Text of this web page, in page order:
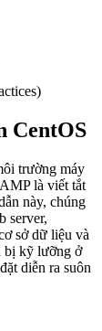
CentOS
trường máy
là viết tắt
này, chúng
server,
sở dữ liệu và
bị kỹ lưỡng ở
diễn ra suôn